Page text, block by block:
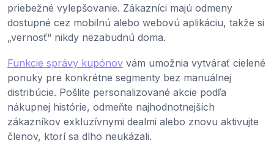
priebežné vylepšovanie. Zákazníci majú odmeny
dostupné cez mobilnú alebo webovú aplikáciu, takže si
„vernosť“ nikdy nezabudnú doma.
Funkcie správy kupónov vám umožnia vytvárať cielené
ponuky pre konkrétne segmenty bez manuálnej
distribúcie. Pošlite personalizované akcie podľa
nákupnej histórie, odmeňte najhodnotnejších
zákazníkov exkluzívnymi dealmi alebo znovu aktivujte
členov, ktorí sa dlho neukázali.